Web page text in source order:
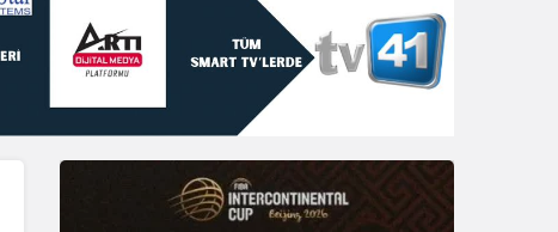
Gündüz Modu
Gündüz modunu seçin.
Gece modunu seçin.